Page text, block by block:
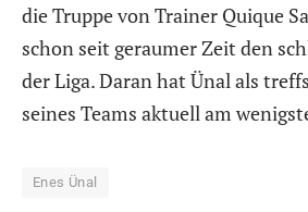
die Truppe von Trainer Quique
schon seit geraumer Zeit den
der Liga. Daran hat Ünal als
seines Teams aktuell am
Enes Ünal